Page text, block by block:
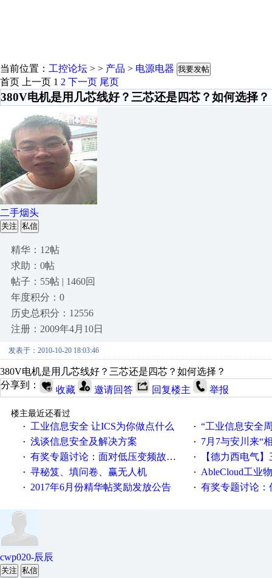
当前位置： 工控论坛 > > 产品 > 电源电器 我要发帖
首页 上一页 1 2 下一页 尾页
380V电机是用几芯线好？三芯还是四芯？如何选择？
二手烟头
关注 私信
精华：12帖
求助：0帖
帖子：55帖 | 1460回
年度积分：0
历史总积分：12556
注册：2009年4月10日
发表于：2010-10-20 18:03:46
380V电机是用几芯线好？三芯还是四芯？如何选择？
分享到：
收藏 邀请回答 回复楼主 举报
楼主最近还看过
·
工业信息安全 让ICS为你做点什么 · “工业信息安全周之我见”
· 浅谈信息安全及解决方案 · 7月7与安川来“
· 有奖专题讨论：面对低压变频故障，老手是这样解决的！ · 【德力西电气】三
· 寻秘笈、填问卷、赢无人机 · AbleCloud工业物联
· 2017年6月份精华帖奖励发放公告 · 有奖专题讨论：伺服选择
cwp020-辰辰
关注 私信